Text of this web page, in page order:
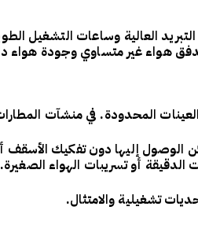
العالية وساعات التشغيل
هواء غير متساوي وجودة هواء
المحدودة. في منشآت
الوصول إليها دون تفكيك الأسقف
الدقيقة أو تسريبات الهواء الصغيرة.
تشغيلية والامتثال.